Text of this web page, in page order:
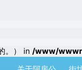
。） in /www/